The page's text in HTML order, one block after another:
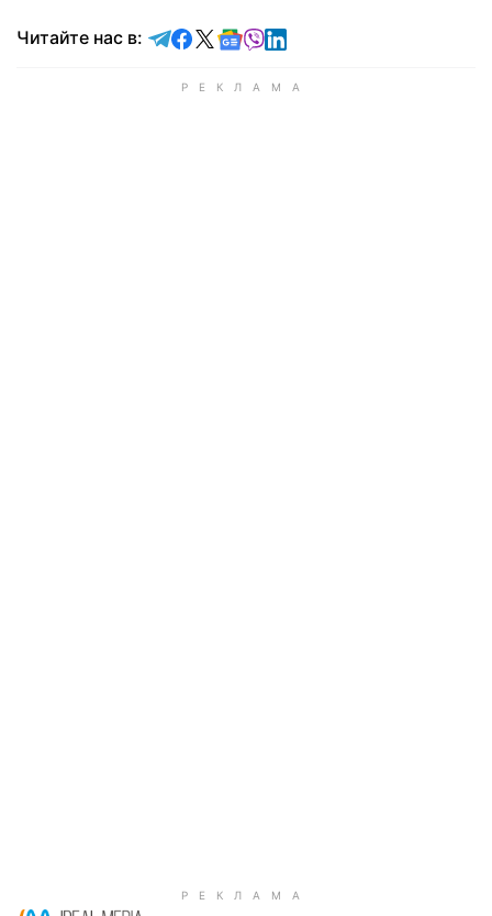
Читайте нас в: Читайте в Telegram
Читайте в Facebook
Читайте в X
Читайте в Google news
Читайте в Viber
Читайте в LinkedIn